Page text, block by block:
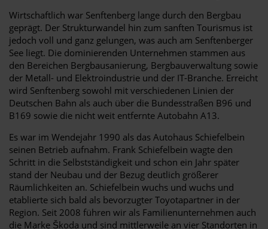
Wirtschaftlich war Senftenberg lange durch den Bergbau
geprägt. Der Strukturwandel hin zum sanften Tourismus ist
jedoch voll und ganz gelungen, was auch am Senftenberger
See liegt. Die dominierenden Unternehmen stammen aus
den Bereichen Bergbausanierung, Bergbauverwaltung sowie
der Metall- und Elektroindustrie und der IT-Branche. Erreicht
wird Senftenberg sowohl mit verschiedenen Linien der
Deutschen Bahn als auch über die Bundesstraßen B96 und
B169 sowie die nicht weit entfernte Autobahn A13.
Es war im Wendejahr 1990 als das Autohaus Schiefelbein
seinen Betrieb aufnahm. Frank Schiefelbein wagte den
Schritt in die Selbstständigkeit und schon ein Jahr später
stand der Neubau und der Bezug deutlich größerer
Räumlichkeiten an. Schiefelbein wuchs und wuchs und
etablierte sich bald als bevorzugter Toyotapartner in der
Region. Seit 2008 führen wir als Familienunternehmen auch
die Marke Škoda und sind mittlerweile an vier Standorten in